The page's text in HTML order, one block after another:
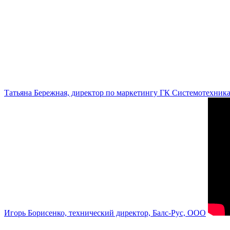
Татьяна Бережная, директор по маркетингу ГК Системотехника
Игорь Борисенко, технический директор, Балс-Рус, ООО